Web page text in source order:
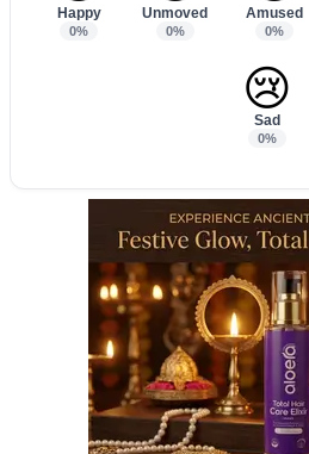
Happy
0%
Unmoved
0%
Amused
0%
😢
Sad
0%